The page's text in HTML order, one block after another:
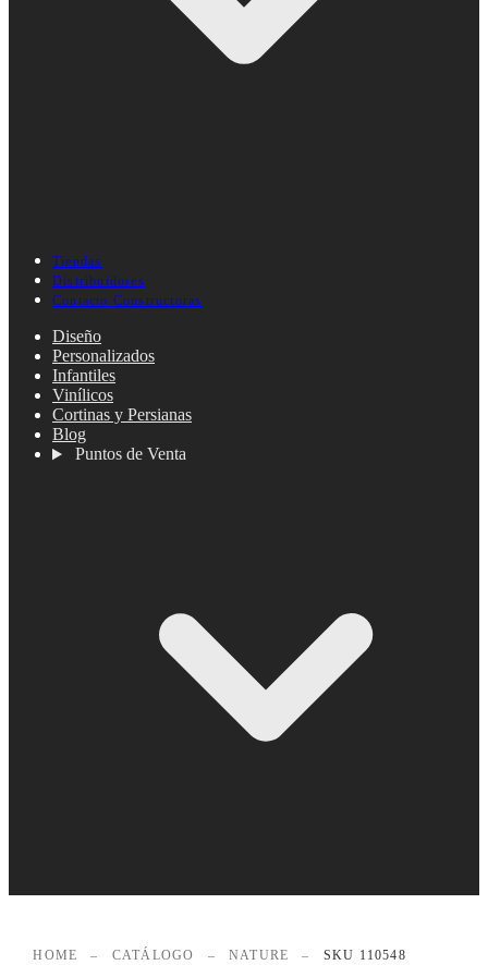
Tiendas
Distribuidores
Contacto Constructoras
Diseño
Personalizados
Infantiles
Vinílicos
Cortinas y Persianas
Blog
Puntos de Venta
HOME – CATÁLOGO – NATURE – SKU 110548